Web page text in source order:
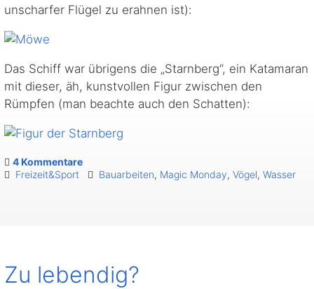
unscharfer Flügel zu erahnen ist):
Das Schiff war übrigens die „Starnberg“, ein Katamaran
mit dieser, äh, kunstvollen Figur zwischen den
Rümpfen (man beachte auch den Schatten):
4 Kommentare
Freizeit&Sport
Bauarbeiten, Magic Monday, Vögel, Wasser
Zu lebendig?